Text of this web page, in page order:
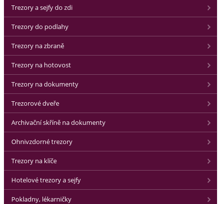
Trezory a sejfy do zdi
Trezory do podlahy
Trezory na zbraně
Trezory na hotovost
Trezory na dokumenty
Trezorové dveře
Archivační skříně na dokumenty
Ohnivzdorné trezory
Trezory na klíče
Hotelové trezory a sejfy
Pokladny, lékarničky